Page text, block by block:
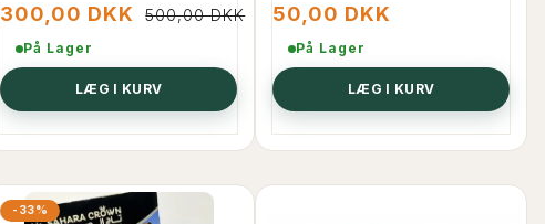
300,00 DKK 500,00 DKK
På Lager
LÆG I KURV
50,00 DKK
På Lager
LÆG I KURV
-33%